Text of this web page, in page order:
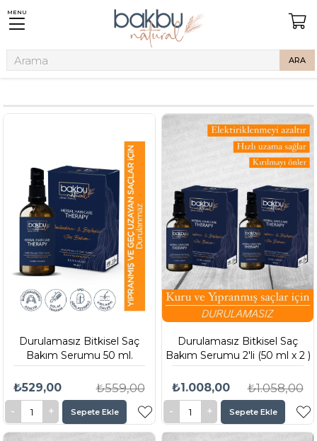
MENU
Anasayfa
Durulamasız Bitkisel Saç
Bakım Serumu 50 ml.
₺529,00 ₺559,00
Sepete Ekle
Durulamasız Bitkisel Saç
Bakım Serumu 2'li (50 ml x 2 )
₺1.008,00 ₺1.058,00
Sepete Ekle